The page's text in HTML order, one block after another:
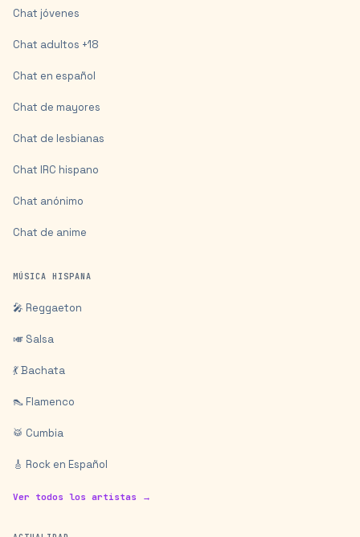
Chat jóvenes
Chat adultos +18
Chat en español
Chat de mayores
Chat de lesbianas
Chat IRC hispano
Chat anónimo
Chat de anime
MÚSICA HISPANA
🎤 Reggaeton
🎺 Salsa
💃 Bachata
👠 Flamenco
🥁 Cumbia
🎸 Rock en Español
Ver todos los artistas →